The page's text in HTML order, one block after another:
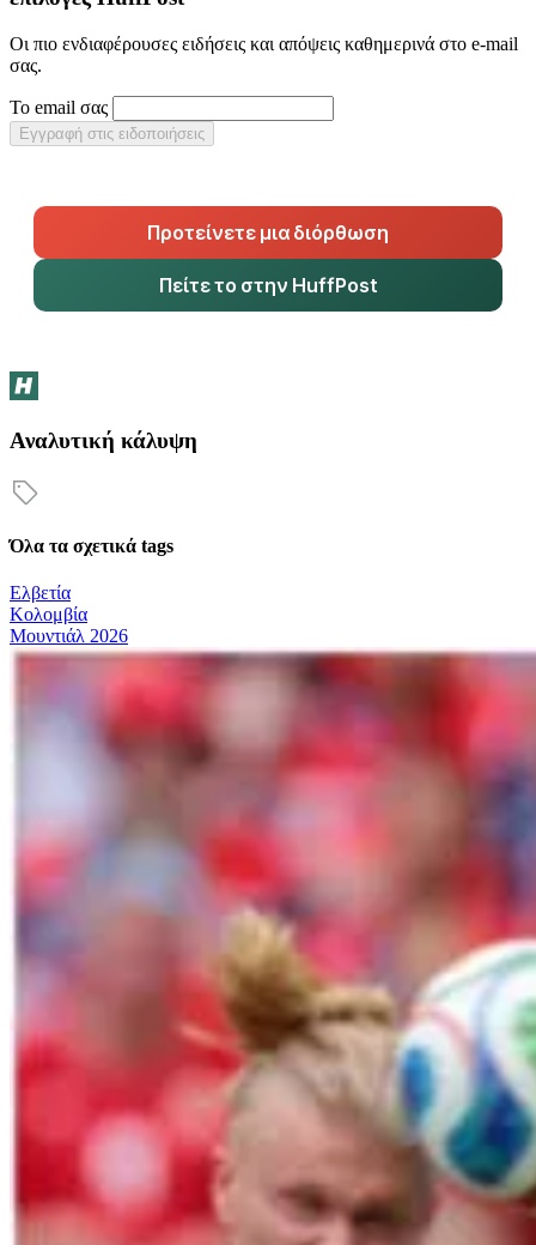
Οι πιο ενδιαφέρουσες ειδήσεις και απόψεις καθημερινά στο e-mail
σας.
Το email σας
Εγγραφή στις ειδοποιήσεις
Προτείνετε μια διόρθωση
Πείτε το στην HuffPost
Αναλυτική κάλυψη
Όλα τα σχετικά tags
Ελβετία
Κολομβία
Μουντιάλ 2026